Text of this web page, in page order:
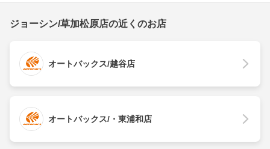
ジョーシン/草加松原店の近くのお店
オートバックス/越谷店
オートバックス/・東浦和店